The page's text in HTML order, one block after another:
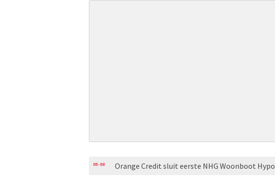
05-08 Orange Credit sluit eerste NHG Woonboot